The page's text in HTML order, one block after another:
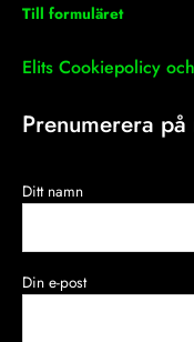
Till formuläret
Elits Cookiepolicy
Prenumerera
Ditt namn
Din e-post